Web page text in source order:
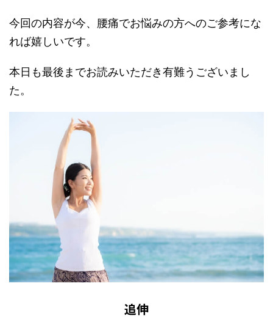
今回の内容が今、腰痛でお悩みの方へのご参考にな
れば嬉しいです。
本日も最後までお読みいただき有難うございまし
た。
追伸